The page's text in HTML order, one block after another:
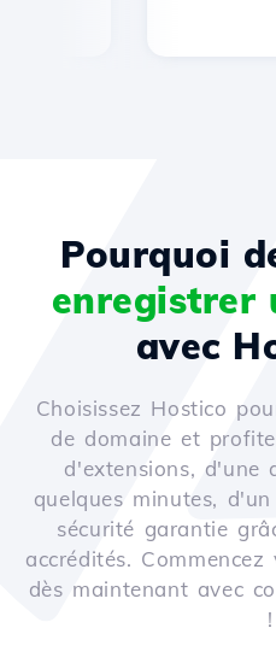
Pourquoi
enregistrer
avec
Choisissez Hostico
de domaine et
d'extensions, d'une
quelques minutes,
sécurité garantie
accrédités.
dès maintenant avec
!